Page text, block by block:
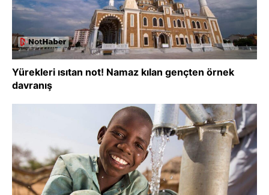
Yürekleri ısıtan not! Namaz kılan gençten örnek
davranış